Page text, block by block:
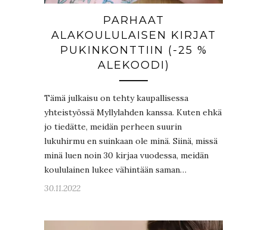
PARHAAT
ALAKOULULAISEN KIRJAT
PUKINKONTTIIN (-25 %
ALEKOODI)
Tämä julkaisu on tehty kaupallisessa
yhteistyössä Myllylahden kanssa. Kuten ehkä
jo tiedätte, meidän perheen suurin
lukuhirmu en suinkaan ole minä. Siinä, missä
minä luen noin 30 kirjaa vuodessa, meidän
koululainen lukee vähintään saman…
30.11.2022